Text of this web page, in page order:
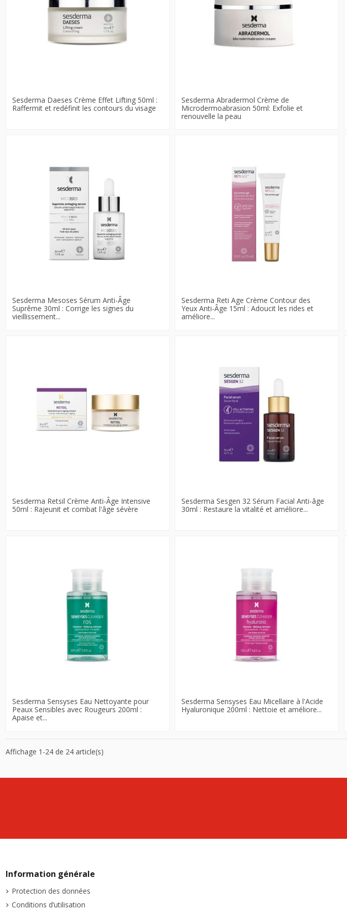
Sesderma Daeses Crème Effet Lifting 50ml :
Raffermit et redéfinit les contours du visage
Sesderma Abradermol Crème de
Microdermoabrasion 50ml: Exfolie et
renouvelle la peau
Sesderma Mesoses Sérum Anti-Âge
Suprême 30ml : Corrige les signes du
vieillissement...
Sesderma Reti Age Crème Contour des
Yeux Anti-Âge 15ml : Adoucit les rides et
améliore...
Sesderma Retsil Crème Anti-Âge Intensive
50ml : Rajeunit et combat l'âge sévère
Sesderma Sesgen 32 Sérum Facial Anti-âge
30ml : Restaure la vitalité et améliore...
Sesderma Sensyses Eau Nettoyante pour
Peaux Sensibles avec Rougeurs 200ml :
Apaise et...
Sesderma Sensyses Eau Micellaire à l'Acide
Hyaluronique 200ml : Nettoie et améliore...
Affichage 1-24 de 24 article(s)
Information générale
Protection des données
Conditions d’utilisation